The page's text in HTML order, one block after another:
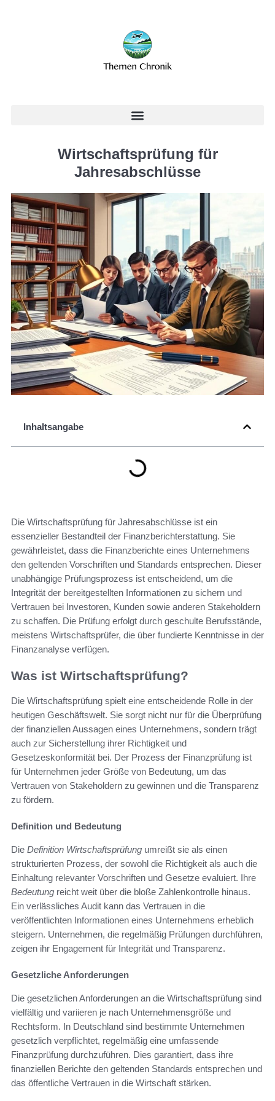
Wirtschaftsprüfung für
Jahresabschlüsse
Inhaltsangabe
Die Wirtschaftsprüfung für Jahresabschlüsse ist ein
essenzieller Bestandteil der Finanzberichterstattung. Sie
gewährleistet, dass die Finanzberichte eines Unternehmens
den geltenden Vorschriften und Standards entsprechen. Dieser
unabhängige Prüfungsprozess ist entscheidend, um die
Integrität der bereitgestellten Informationen zu sichern und
Vertrauen bei Investoren, Kunden sowie anderen Stakeholdern
zu schaffen. Die Prüfung erfolgt durch geschulte Berufsstände,
meistens Wirtschaftsprüfer, die über fundierte Kenntnisse in der
Finanzanalyse verfügen.
Was ist Wirtschaftsprüfung?
Die Wirtschaftsprüfung spielt eine entscheidende Rolle in der
heutigen Geschäftswelt. Sie sorgt nicht nur für die Überprüfung
der finanziellen Aussagen eines Unternehmens, sondern trägt
auch zur Sicherstellung ihrer Richtigkeit und
Gesetzeskonformität bei. Der Prozess der Finanzprüfung ist
für Unternehmen jeder Größe von Bedeutung, um das
Vertrauen von Stakeholdern zu gewinnen und die Transparenz
zu fördern.
Definition und Bedeutung
Die Definition Wirtschaftsprüfung umreißt sie als einen
strukturierten Prozess, der sowohl die Richtigkeit als auch die
Einhaltung relevanter Vorschriften und Gesetze evaluiert. Ihre
Bedeutung reicht weit über die bloße Zahlenkontrolle hinaus.
Ein verlässliches Audit kann das Vertrauen in die
veröffentlichten Informationen eines Unternehmens erheblich
steigern. Unternehmen, die regelmäßig Prüfungen durchführen,
zeigen ihr Engagement für Integrität und Transparenz.
Gesetzliche Anforderungen
Die gesetzlichen Anforderungen an die Wirtschaftsprüfung sind
vielfältig und variieren je nach Unternehmensgröße und
Rechtsform. In Deutschland sind bestimmte Unternehmen
gesetzlich verpflichtet, regelmäßig eine umfassende
Finanzprüfung durchzuführen. Dies garantiert, dass ihre
finanziellen Berichte den geltenden Standards entsprechen und
das öffentliche Vertrauen in die Wirtschaft stärken.